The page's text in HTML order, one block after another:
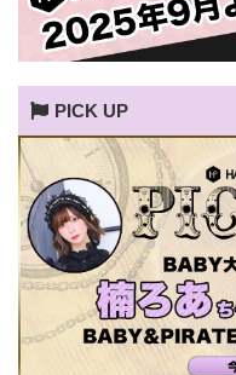
PICK UP